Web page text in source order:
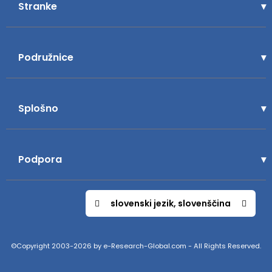
Stranke
Podružnice
Splošno
Podpora
slovenski jezik, slovenščina
©Copyright 2003-2026 by e-Research-Global.com - All Rights Reserved.